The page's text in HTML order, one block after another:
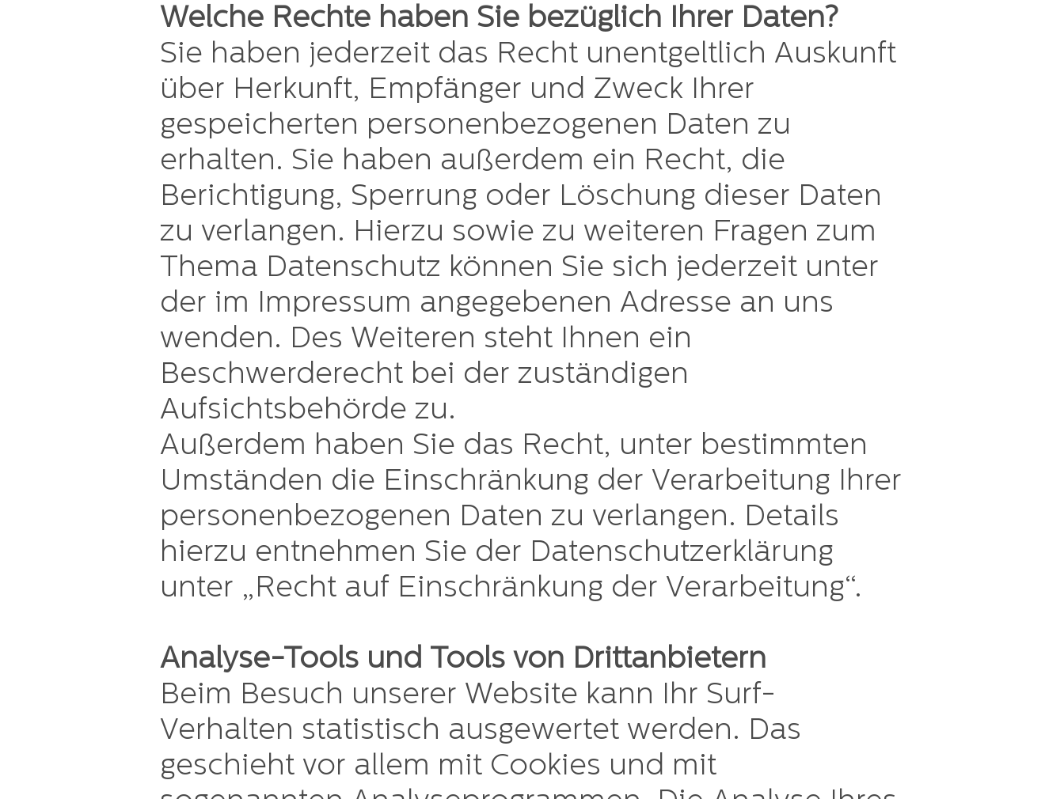
Welche Rechte haben Sie bezüglich Ihrer Daten?
Sie haben jederzeit das Recht unentgeltlich Auskunft
über Herkunft, Empfänger und Zweck Ihrer
gespeicherten personenbezogenen Daten zu
erhalten. Sie haben außerdem ein Recht, die
Berichtigung, Sperrung oder Löschung dieser Daten
zu verlangen. Hierzu sowie zu weiteren Fragen zum
Thema Datenschutz können Sie sich jederzeit unter
der im Impressum angegebenen Adresse an uns
wenden. Des Weiteren steht Ihnen ein
Beschwerderecht bei der zuständigen
Aufsichtsbehörde zu.
Außerdem haben Sie das Recht, unter bestimmten
Umständen die Einschränkung der Verarbeitung Ihrer
personenbezogenen Daten zu verlangen. Details
hierzu entnehmen Sie der Datenschutzerklärung
unter „Recht auf Einschränkung der Verarbeitung“.
Analyse-Tools und Tools von Drittanbietern
Beim Besuch unserer Website kann Ihr Surf-
Verhalten statistisch ausgewertet werden. Das
geschieht vor allem mit Cookies und mit